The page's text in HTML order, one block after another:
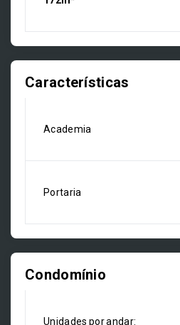
Características
Academia
Portaria
Condomínio
Unidades por andar: